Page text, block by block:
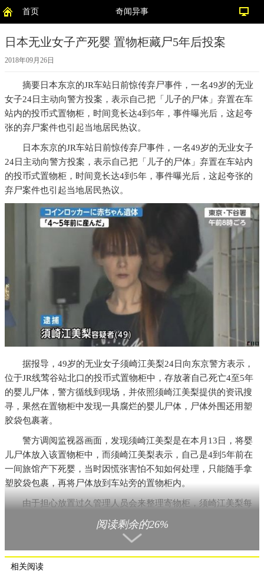
首页 奇闻异事
日本无业女子产死婴 置物柜藏尸5年后投案
2018年09月26日
摘要日本东京的JR车站日前惊传弃尸事件，一名49岁的无业
女子24日主动向警方投案，表示自己把「儿子的尸体」弃置在车
站内的投币式置物柜，时间竟长达4到5年，事件曝光后，这起夸
张的弃尸案件也引起当地居民热议。
日本东京的JR车站日前惊传弃尸事件，一名49岁的无业女子
24日主动向警方投案，表示自己把「儿子的尸体」弃置在车站内
的投币式置物柜，时间竟长达4到5年，事件曝光后，这起夸张的
弃尸案件也引起当地居民热议。
据报导，49岁的无业女子须崎江美梨24日向东京警方表示，
位于JR线莺谷站北口的投币式置物柜中，存放著自己死亡4至5年
的婴儿尸体，警方循线到现场，并依照须崎江美梨提供的资讯搜
寻，果然在置物柜中发现一具腐烂的婴儿尸体，尸体外围还用塑
胶袋包裹著。
警方调阅监视器画面，发现须崎江美梨是在本月13日，将婴
儿尸体放入该置物柜中，而须崎江美梨表示，自己是4到5年前在
一间旅馆产下死婴，当时因慌张害怕不知如何处理，只能随手拿
塑胶袋包裹，再将尸体放到车站旁的置物柜内。
由于担心放置过久管理人员会来整理寄物柜，须崎江美梨每
隔一段时间就会换一个置物柜，至今已换了18个置物柜，目前须
崎江美梨已遭警方以「遗弃尸体」的罪名逮捕，警方仍在厘清婴
阅读剩余的26%
相关阅读